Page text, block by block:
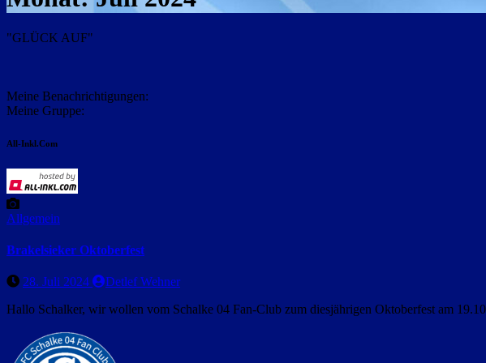
"GLÜCK AUF"
Meine Benachrichtigungen:
Meine Gruppe:
All-Inkl.Com
Allgemein
Brakelsieker Oktoberfest
28. Juli 2024
Detlef Wehner
Hallo Schalker, wir wollen vom Schalke 04 Fan-Club zum diesjährigen Oktoberfest am